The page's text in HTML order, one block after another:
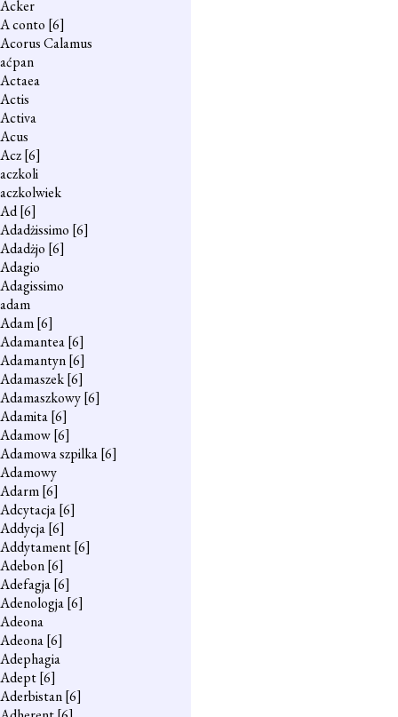
Acker
A conto [6]
Acorus Calamus
aćpan
Actaea
Actis
Activa
Acus
Acz[6]
aczkoli
aczkolwiek
Ad[6]
Adadżissimo [6]
Adadżjo [6]
Adagio
Adagissimo
adam
Adam[6]
Adamantea[6]
Adamantyn[6]
Adamaszek[6]
Adamaszkowy[6]
Adamita[6]
Adamow[6]
Adamowa szpilka[6]
Adamowy
Adarm[6]
Adcytacja[6]
Addycja[6]
Addytament[6]
Adebon[6]
Adefagja[6]
Adenologja[6]
Adeona
Adeona[6]
Adephagia
Adept[6]
Aderbistan[6]